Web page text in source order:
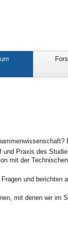
Praxis des
mit der
und berichten
mit denen wir im